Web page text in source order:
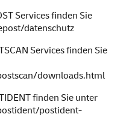
Services finden Sie
datenschutz
SCAN Services finden Sie
scan/downloads.html
finden Sie unter
postident-